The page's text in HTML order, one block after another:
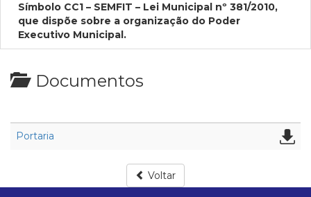
Símbolo CC1 – SEMFIT – Lei Municipal nº 381/2010,
que dispõe sobre a organização do Poder
Executivo Municipal.
Documentos
Portaria
Voltar